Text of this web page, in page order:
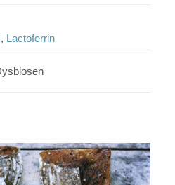
, Lactoferrin